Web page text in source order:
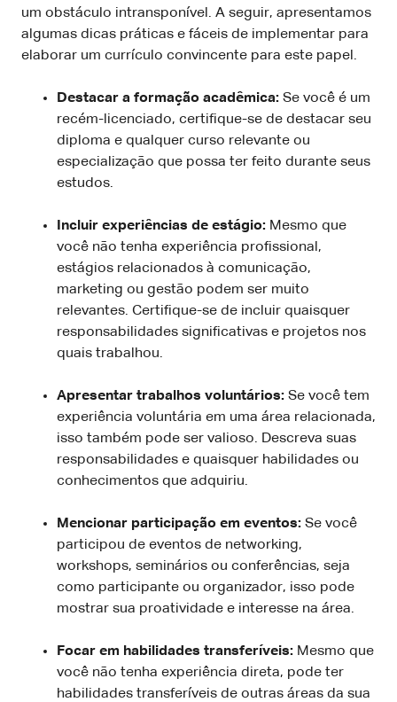
um obstáculo intransponível. A seguir, apresentamos
algumas dicas práticas e fáceis de implementar para
elaborar um currículo convincente para este papel.
Destacar a formação acadêmica: Se você é um
recém-licenciado, certifique-se de destacar seu
diploma e qualquer curso relevante ou
especialização que possa ter feito durante seus
estudos.
Incluir experiências de estágio: Mesmo que
você não tenha experiência profissional,
estágios relacionados à comunicação,
marketing ou gestão podem ser muito
relevantes. Certifique-se de incluir quaisquer
responsabilidades significativas e projetos nos
quais trabalhou.
Apresentar trabalhos voluntários: Se você tem
experiência voluntária em uma área relacionada,
isso também pode ser valioso. Descreva suas
responsabilidades e quaisquer habilidades ou
conhecimentos que adquiriu.
Mencionar participação em eventos: Se você
participou de eventos de networking,
workshops, seminários ou conferências, seja
como participante ou organizador, isso pode
mostrar sua proatividade e interesse na área.
Focar em habilidades transferíveis: Mesmo que
você não tenha experiência direta, pode ter
habilidades transferíveis de outras áreas da sua